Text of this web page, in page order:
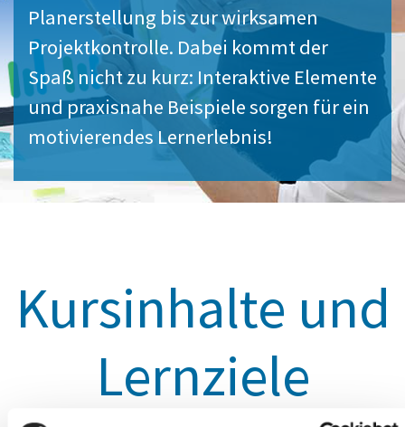
Planerstellung bis zur wirksamen
Projektkontrolle. Dabei kommt der
Spaß nicht zu kurz: Interaktive Elemente
und praxisnahe Beispiele sorgen für ein
motivierendes Lernerlebnis!
Kursinhalte und
Lernziele